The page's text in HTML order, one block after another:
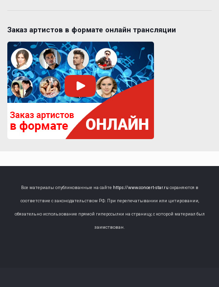
Заказ артистов в формате онлайн трансляции
Все материалы опубликованные на сайте https://www.concert-star.ru охраняются в
соответствие с законодательством РФ. При перепечатывании или цитировании,
обязательно использование прямой гиперссылки на страницу, с которой материал был
заимствован.